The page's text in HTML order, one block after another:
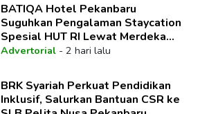
BATIQA Hotel Pekanbaru
Suguhkan Pengalaman Staycation
Spesial HUT RI Lewat Merdeka
Deal Package
Advertorial- 2 hari lalu
BRK Syariah Perkuat Pendidikan
Inklusif, Salurkan Bantuan CSR ke